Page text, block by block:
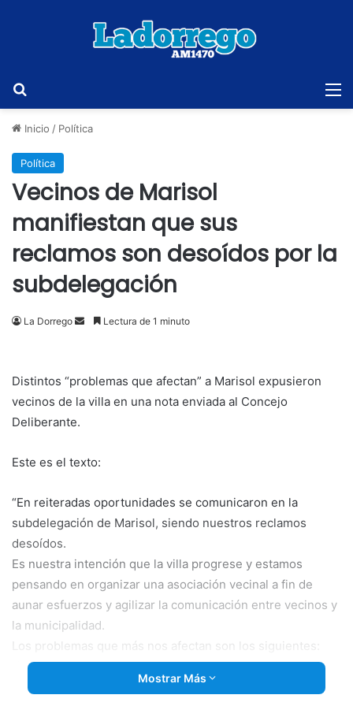
Inicio / Política
Política
Vecinos de Marisol
manifiestan que sus
reclamos son desoídos por la
subdelegación
La Dorrego
SendLectura de 1 minuto
Distintos “problemas que afectan” a Marisol expusieron
vecinos de la villa en una nota enviada al Concejo
Deliberante.
Este es el texto:
“En reiteradas oportunidades se comunicaron en la
subdelegación de Marisol, siendo nuestros reclamos
desoídos.
Es nuestra intención que la villa progrese y estamos
pensando en organizar una asociación vecinal a fin de
aunar esfuerzos y agilizar la comunicación entre vecinos y
la municipalidad.
Los problemas que más nos afectan son los siguientes:
1) El camino de acceso a la villa no siempre están
transitable.
Mostrar Más